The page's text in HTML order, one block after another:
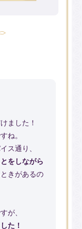
ました！
ね。
ス通り、
をしながら
きがあるの
が、
た！